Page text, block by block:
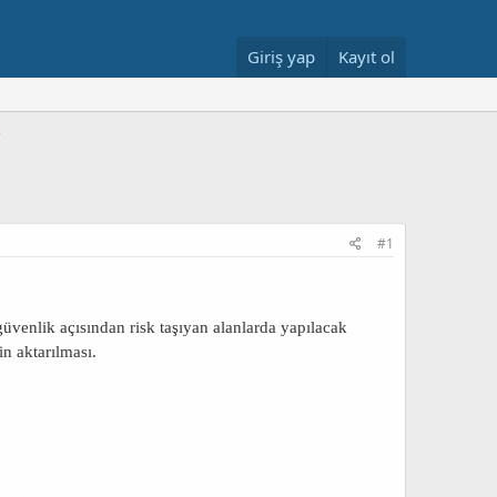
Giriş yap Kayıt ol
#1
açısından risk taşıyan alanlarda yapılacak
aktarılması.